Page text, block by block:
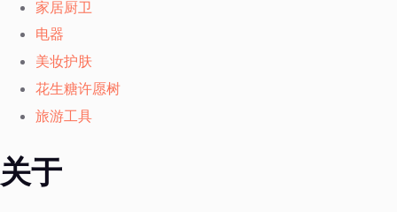
家居厨卫
电器
美妆护肤
花生糖许愿树
旅游工具
关于